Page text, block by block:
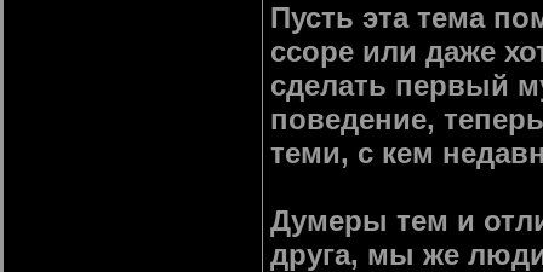
Пусть эта тема
ссоре или даже
сделать первый
поведение,
теми, с кем
Думеры тем и
друга, мы же